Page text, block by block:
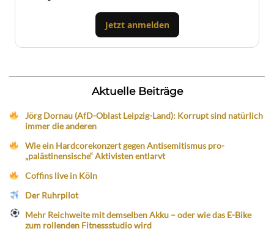
Jetzt anmelden
Aktuelle Beiträge
Jörg Dornau (AfD-Oblast Leipzig-Land): Korrupt sind natürlich
immer die anderen
Wie ein Hardcorekonzert gegen Antisemitismus pro-
„palästinensische“ Aktivisten entlarvt
Coffins live in Köln
Der Ruhrpilot
Mehr Reichweite mit demselben Akku – oder wie das E-Bike
zum rollenden Fitnessstudio wird